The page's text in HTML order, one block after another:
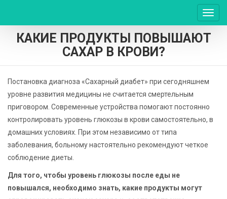
КАКИЕ ПРОДУКТЫ ПОВЫШАЮТ
САХАР В КРОВИ?
Постановка диагноза «Сахарный диабет» при сегодняшнем
уровне развития медицины не считается смертельным
приговором. Современные устройства помогают постоянно
контролировать уровень глюкозы в крови самостоятельно, в
домашних условиях. При этом независимо от типа
заболевания, больному настоятельно рекомендуют четкое
соблюдение диеты.
Для того, чтобы уровень глюкозы после еды не
повышался, необходимо знать, какие продукты могут